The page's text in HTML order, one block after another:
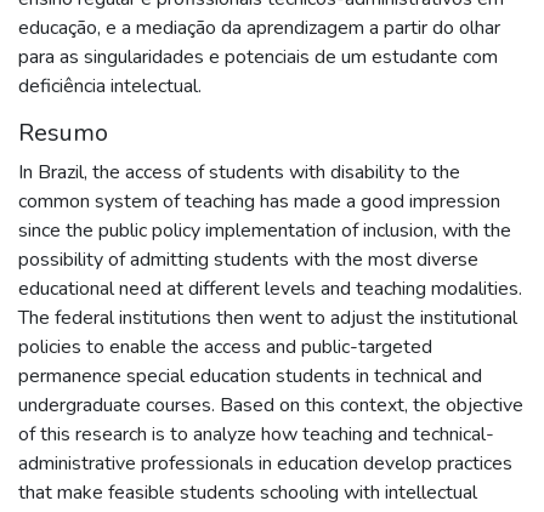
educação, e a mediação da aprendizagem a partir do olhar
para as singularidades e potenciais de um estudante com
deficiência intelectual.
Resumo
In Brazil, the access of students with disability to the
common system of teaching has made a good impression
since the public policy implementation of inclusion, with the
possibility of admitting students with the most diverse
educational need at different levels and teaching modalities.
The federal institutions then went to adjust the institutional
policies to enable the access and public-targeted
permanence special education students in technical and
undergraduate courses. Based on this context, the objective
of this research is to analyze how teaching and technical-
administrative professionals in education develop practices
that make feasible students schooling with intellectual